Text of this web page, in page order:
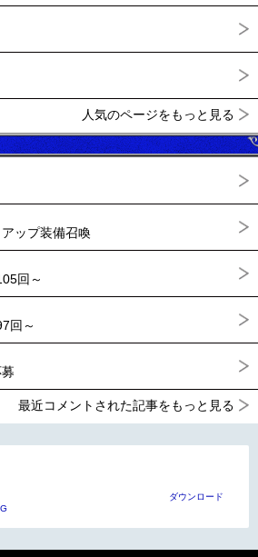
人気のページをもっと見る
ップ装備召喚
回～
回～
最近コメントされた記事をもっと見る
ダウンロード